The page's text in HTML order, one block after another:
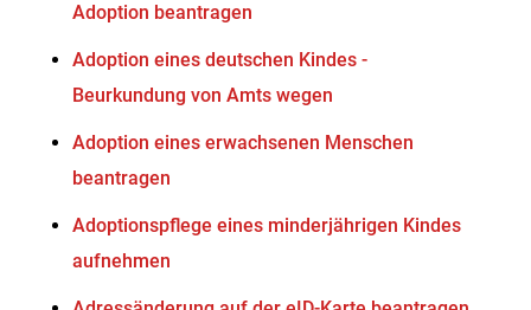
Adoption beantragen
Adoption eines deutschen Kindes -
Beurkundung von Amts wegen
Adoption eines erwachsenen Menschen
beantragen
Adoptionspflege eines minderjährigen Kindes
aufnehmen